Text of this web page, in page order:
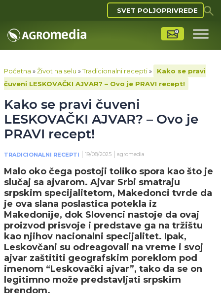
SVET POLJOPRIVREDE
Početna »Život na selu »Tradicionalni recepti»
Kako se pravi
čuveni LESKOVAČKI AJVAR? – Ovo je PRAVI recept!
Kako se pravi čuveni
LESKOVAČKI AJVAR? – Ovo je
PRAVI recept!
TRADICIONALNI RECEPTI 19/08/2025 agromedia
Malo oko čega postoji toliko spora kao što je
slučaj sa ajvarom. Ajvar Srbi smatraju
srpskim specijalitetom, Makedonci tvrde da
je ova slana poslastica potekla iz
Makedonije, dok Slovenci nastoje da ovaj
proizvod prisvoje i predstave ga na tržištu
kao njihov nacionalni specijalitet. Ipak,
Leskovčani su odreagovali na vreme i svoj
ajvar zaštititi geografskim poreklom pod
imenom “Leskovački ajvar”, tako da se on
legitimno može predstavljati srpskim
brendom.